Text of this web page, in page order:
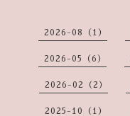
2026-08（1）
2026-05（6）
2026-02（2）
2025-10（1）